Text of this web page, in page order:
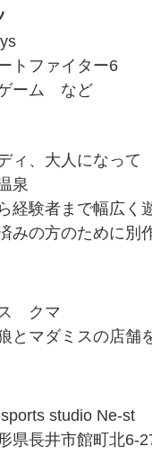
トファイター6
ゲーム など
ィ、大人になって
泉
経験者まで幅広く
みの方のために別
クマ
とマダミスの店舗
studio Ne-st
県長井市館町北6-